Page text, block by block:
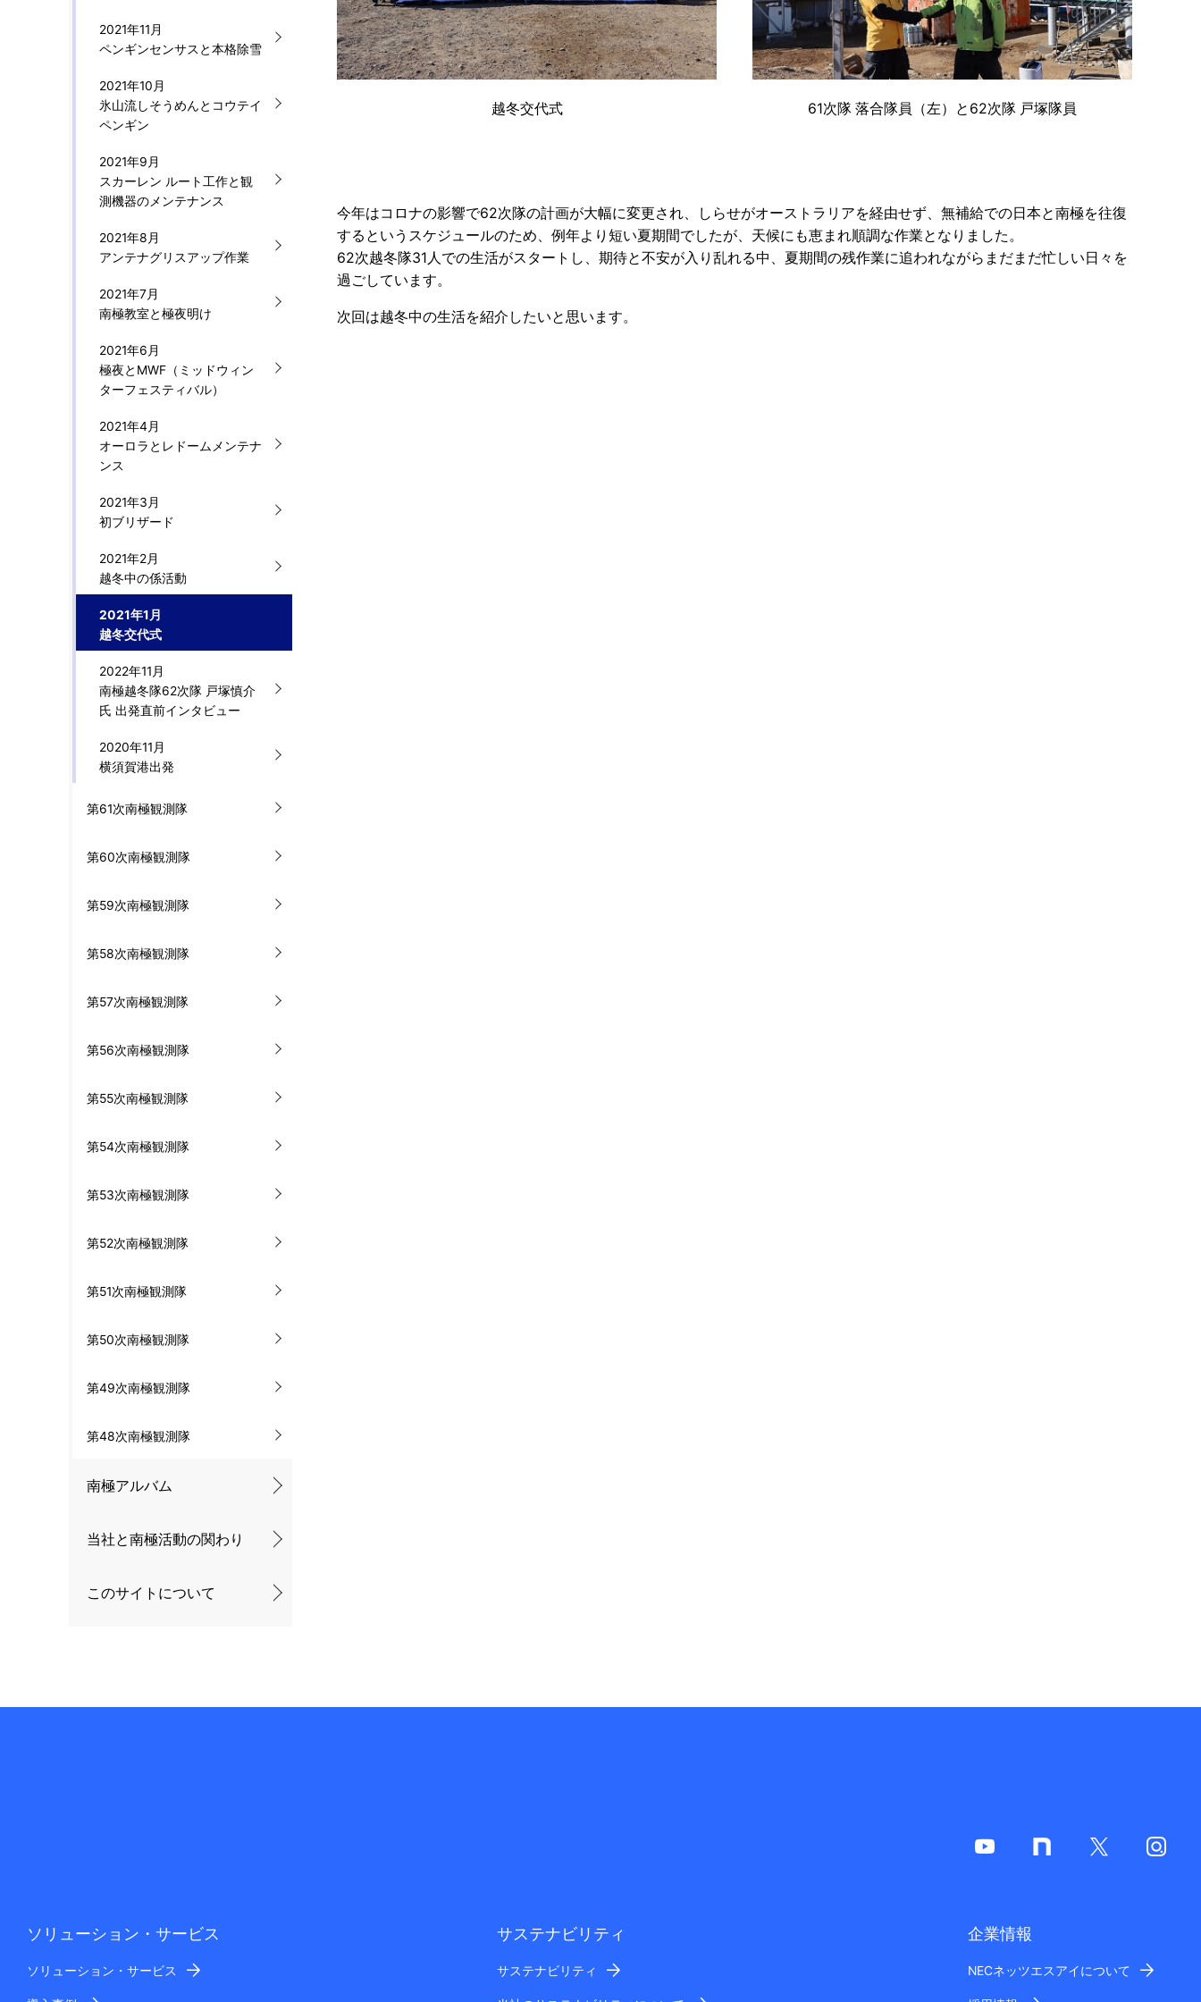
2021年11月
ペンギンセンサスと本格除雪
2021年10月
氷山流しそうめんとコウテイ
ペンギン
2021年9月
スカーレン ルート工作と観
測機器のメンテナンス
2021年8月
アンテナグリスアップ作業
2021年7月
南極教室と極夜明け
2021年6月
極夜とMWF（ミッドウィン
ターフェスティバル）
2021年4月
オーロラとレドームメンテナ
ンス
2021年3月
初ブリザード
2021年2月
越冬中の係活動
2021年1月
越冬交代式
2022年11月
南極越冬隊62次隊 戸塚慎介
氏 出発直前インタビュー
2020年11月
横須賀港出発
第61次南極観測隊
第60次南極観測隊
第59次南極観測隊
第58次南極観測隊
第57次南極観測隊
第56次南極観測隊
第55次南極観測隊
第54次南極観測隊
第53次南極観測隊
第52次南極観測隊
第51次南極観測隊
第50次南極観測隊
第49次南極観測隊
第48次南極観測隊
南極アルバム
当社と南極活動の関わり
このサイトについて
越冬交代式 61次隊 落合隊員（左）と62次隊 戸塚隊員
今年はコロナの影響で62次隊の計画が大幅に変更され、しらせがオーストラリアを経由せず、無補給での日本と南極を往復
するというスケジュールのため、例年より短い夏期間でしたが、天候にも恵まれ順調な作業となりました。
62次越冬隊31人での生活がスタートし、期待と不安が入り乱れる中、夏期間の残作業に追われながらまだまだ忙しい日々を
過ごしています。
次回は越冬中の生活を紹介したいと思います。
ソリューション・サービス
ソリューション・サービス
サステナビリティ
サステナビリティ
企業情報
NECネッツエスアイについて